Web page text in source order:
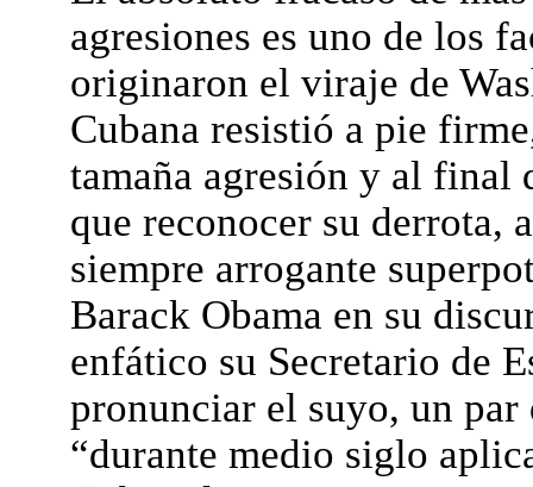
agresiones es uno de los
originaron el viraje de
Cubana resistió a pie
tamaña agresión y al
que reconocer su derrota,
siempre arrogante
Barack Obama en su
enfático su Secretario de
pronunciar el suyo, un par
“durante medio siglo